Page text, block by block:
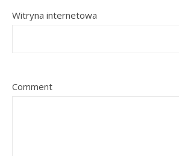
Witryna internetowa
Comment